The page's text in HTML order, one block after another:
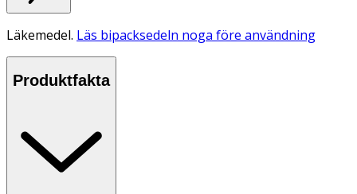
Läkemedel. Läs bipacksedeln noga före användning
Produktfakta